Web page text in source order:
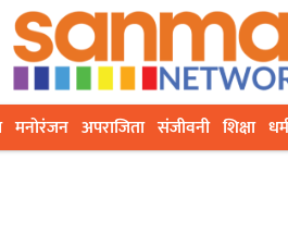
मनोरंजन अपराजिता संजीवनी शिक्षा